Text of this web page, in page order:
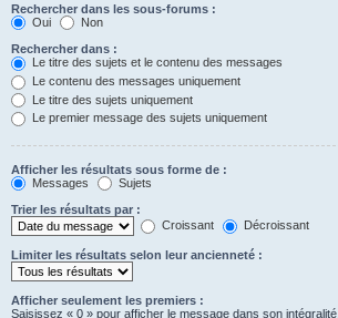
Rechercher dans les sous-forums :
Oui
Non
Rechercher dans :
Le titre des sujets et le contenu des messages
Le contenu des messages uniquement
Le titre des sujets uniquement
Le premier message des sujets uniquement
Afficher les résultats sous forme de :
Messages
Sujets
Trier les résultats par :
Croissant
Décroissant
Limiter les résultats selon leur ancienneté :
Afficher seulement les premiers :
Saisissez « 0 » pour afficher le message dans son intégralité.